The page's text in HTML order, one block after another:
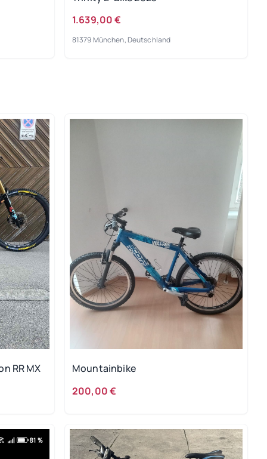
1.639,00 €
81379 München, Deutschland
RR MX
Mountainbike
200,00 €